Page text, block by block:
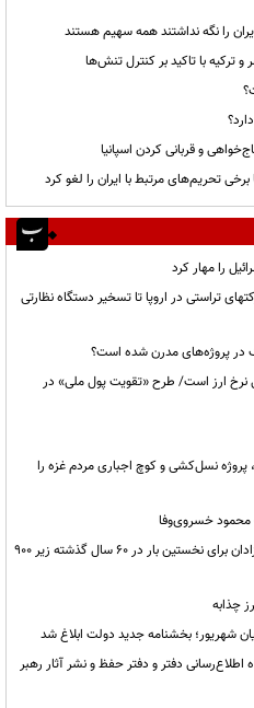
را نگه نداشتند همه سهیم هستند
با تاکید بر کنترل تنش‌ها
و قربانی کردن اسپانیا
تحریم‌های مرتبط با ایران را لغو کرد
را مهار کرد
تراستی در اروپا تا تسخیر دستگاه نظارتی
در پروژه‌های مدرن شده است؟
ارز است/ طرح «تقویت پول ملی» در
پروژه نسل‌کشی و کوچ اجباری مردم غزه را
محمود خسروی‌وفا
سقوط تاریخی نرخ تولد در ایران؛ شمار نوزادان برای نخستین بار در ۶۰ سال گذشته زیر ۹۰۰
چذابه
شهریور؛ بخشنامه جدید دولت ابلاغ شد
اطلاع‌رسانی دفتر و دفتر حفظ و نشر آثار رهبر